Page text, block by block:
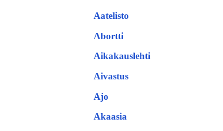
Aatelisto
Abortti
Aikakauslehti
Aivastus
Ajo
Akaasia